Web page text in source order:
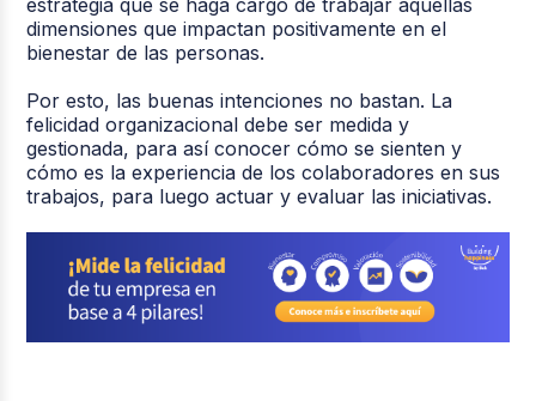
dimensiones que impactan positivamente en el
bienestar de las personas.
Por esto, las buenas intenciones no bastan. La
felicidad organizacional debe ser medida y
gestionada, para así conocer cómo se sienten y
cómo es la experiencia de los colaboradores en sus
trabajos, para luego actuar y evaluar las iniciativas.